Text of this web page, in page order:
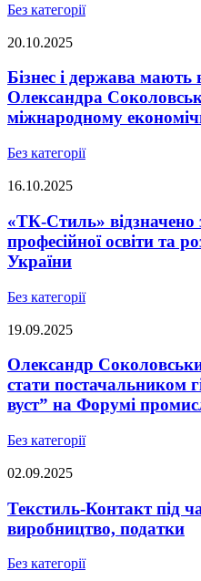
Без категорії
20.10.2025
Бізнес і держава мають
Олександра
міжнародному
Без категорії
16.10.2025
«ТК-Стиль» відзначено
професійної освіти та
України
Без категорії
19.09.2025
Олександр
стати постачальником
вуст” на Форумі
Без категорії
02.09.2025
Текстиль-Контакт під
виробництво, податки
Без категорії